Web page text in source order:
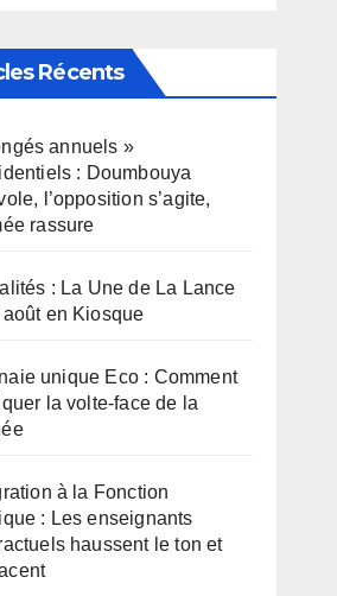
Récents
annuels »
: Doumbouya
l’opposition s’agite,
rassure
: La Une de La Lance
en Kiosque
unique Eco : Comment
la volte-face de la
à la Fonction
: Les enseignants
haussent le ton et